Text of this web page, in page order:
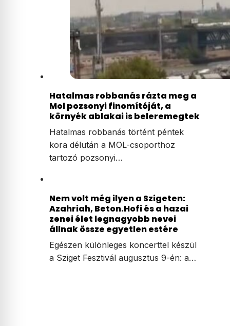
Hatalmas robbanás rázta meg a
Mol pozsonyi finomítóját, a
környék ablakai is beleremegtek
Hatalmas robbanás történt péntek
kora délután a MOL-csoporthoz
tartozó pozsonyi…
Nem volt még ilyen a Szigeten:
Azahriah, Beton.Hofi és a hazai
zenei élet legnagyobb nevei
állnak össze egyetlen estére
Egészen különleges koncerttel készül
a Sziget Fesztivál augusztus 9-én: a…